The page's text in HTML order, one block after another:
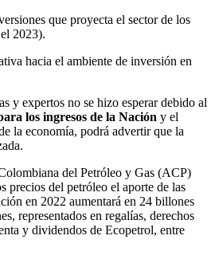
que proyecta el sector de los
2023).
hacia el ambiente de inversión en
y expertos no se hizo esperar debido al
los ingresos de la Nación y el
la economía, podrá advertir que la
del Petróleo y Gas (ACP)
precios del petróleo el aporte de las
en 2022 aumentará en 24 billones
representados en regalías, derechos
y dividendos de Ecopetrol, entre